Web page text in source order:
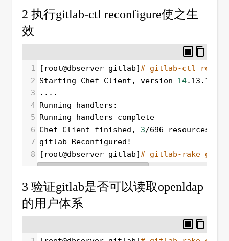
2 执行gitlab-ctl reconfigure使之生
效
1 [root@dbserver gitlab] # gitlab-ctl
2 Starting Chef Client, version 14.13.11
3
....
4 Running handlers:
5
Running handlers complete
6 Chef Client finished, 3/696 resources
7 gitlab Reconfigured!
8
[root@dbserver gitlab] # gitlab-rake
3 验证gitlab是否可以读取openldap
的用户体系